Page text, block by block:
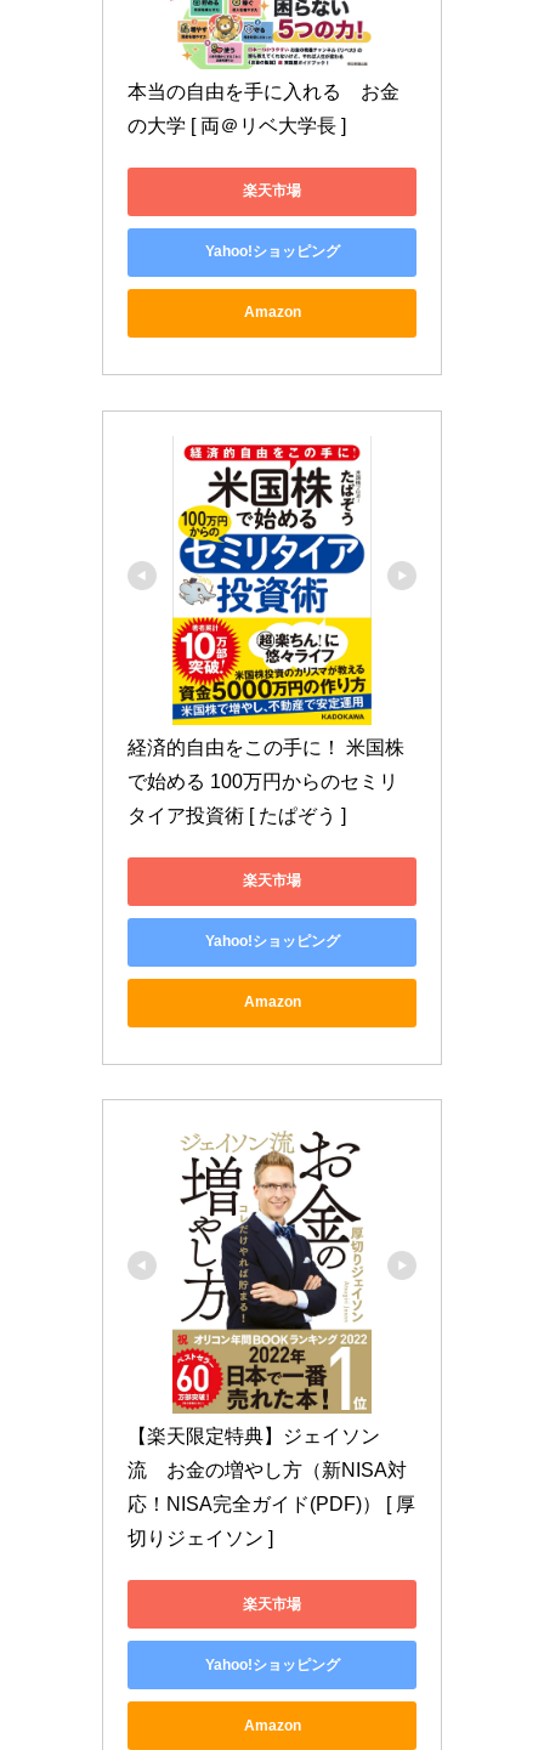
本当の自由を手に入れる　お金
の大学 [ 両＠リベ大学長 ]
楽天市場
Yahoo!ショッピング
Amazon
経済的自由をこの手に！ 米国株
で始める 100万円からのセミリ
タイア投資術 [ たぱぞう ]
楽天市場
Yahoo!ショッピング
Amazon
【楽天限定特典】ジェイソン
流　お金の増やし方（新NISA対
応！NISA完全ガイド(PDF)） [ 厚
切りジェイソン ]
楽天市場
Yahoo!ショッピング
Amazon